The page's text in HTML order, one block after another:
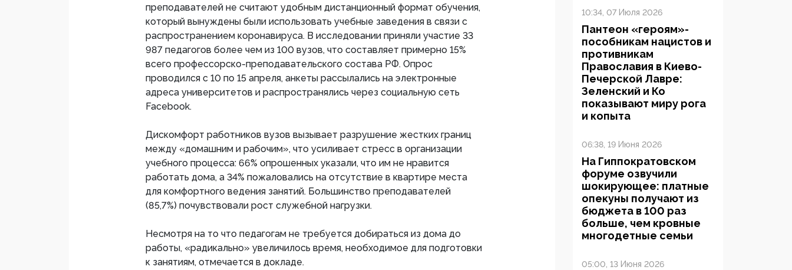
преподавателей не считают удобным дистанционный формат обучения,
который вынуждены были использовать учебные заведения в связи с
распространением коронавируса. В исследовании приняли участие 33
987 педагогов более чем из 100 вузов, что составляет примерно 15%
всего профессорско-преподавательского состава РФ. Опрос
проводился с 10 по 15 апреля, анкеты рассылались на электронные
адреса университетов и распространялись через социальную сеть
Facebook.
Дискомфорт работников вузов вызывает разрушение жестких границ
между «домашним и рабочим», что усиливает стресс в организации
учебного процесса: 66% опрошенных указали, что им не нравится
работать дома, а 34% пожаловались на отсутствие в квартире места
для комфортного ведения занятий. Большинство преподавателей
(85,7%) почувствовали рост служебной нагрузки.
Несмотря на то что педагогам не требуется добираться из дома до
работы, «радикально» увеличилось время, необходимое для подготовки
к занятиям, отмечается в докладе.
10:34, 07 Июля 2026
Пантеон «героям»-
пособникам нацистов и
противникам
Православия в Киево-
Печерской Лавре:
Зеленский и Ко
показывают миру рога
и копыта
06:38, 19 Июня 2026
На Гиппократовском
форуме озвучили
шокирующее: платные
опекуны получают из
бюджета в 100 раз
больше, чем кровные
многодетные семьи
05:00, 13 Июня 2026